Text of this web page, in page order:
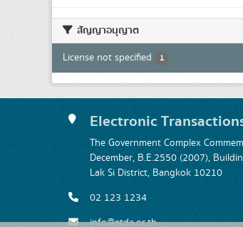
สัญญาอนุญาต
License not specified 1
Electronic
The Government Complex
December, B.E.2550 (2007),
Lak Si District, Bangkok 10210
02 123 1234
info@etda.or.th